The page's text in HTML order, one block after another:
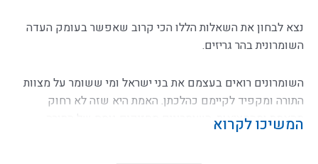
נצא לבחון את השאלות הללו הכי קרוב שאפשר בעומק העדה
השומרונית בהר גריזים.
השומרונים רואים בעצמם את בני ישראל ומי ששומר על מצוות
התורה ומקפיד לקיימם כהלכתן. האמת היא שזה לא רחוק
מהאמת ומהמציאות. השומרונים מחזיקים נוסח של התורה
(חמשת חומשי תורה), בנוסח מעט שונה מזה היהודי, אבל
המשיכו לקרוא